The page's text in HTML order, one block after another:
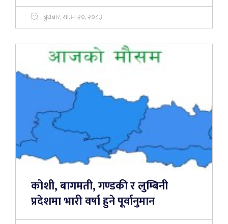
बुधबार, साउन २०, २०८३
कोशी, बागमती, गण्डकी र लुम्बिनी
प्रदेशमा भारी वर्षा हुने पूर्वानुमान